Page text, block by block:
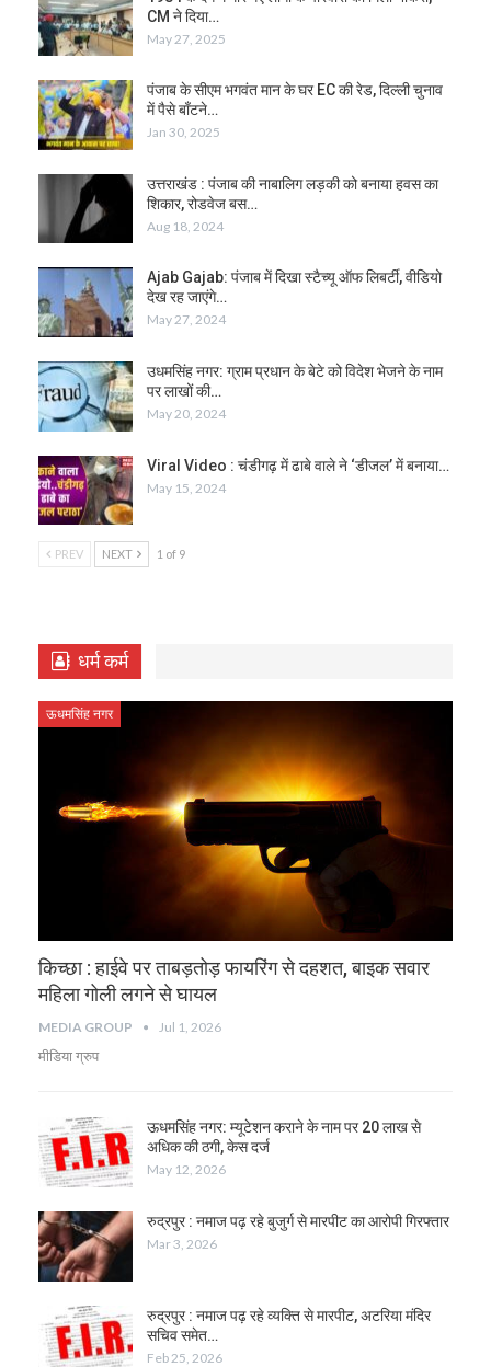
CM ने दिया…
May 27, 2025
पंजाब के सीएम भगवंत मान के घर EC की रेड, दिल्ली चुनाव
में पैसे बाँटने…
Jan 30, 2025
उत्तराखंड : पंजाब की नाबालिग लड़की को बनाया हवस का
शिकार, रोडवेज बस…
Aug 18, 2024
Ajab Gajab: पंजाब में दिखा स्टैच्यू ऑफ लिबर्टी, वीडियो
देख रह जाएंगे…
May 27, 2024
उधमसिंह नगर: ग्राम प्रधान के बेटे को विदेश भेजने के नाम
पर लाखों की…
May 20, 2024
Viral Video : चंडीगढ़ में ढाबे वाले ने ‘डीजल’ में बनाया…
May 15, 2024
PREV NEXT 1 of 9
धर्म कर्म
ऊधमसिंह नगर
किच्छा : हाईवे पर ताबड़तोड़ फायरिंग से दहशत, बाइक सवार
महिला गोली लगने से घायल
MEDIA GROUP Jul 1, 2026
मीडिया ग्रुप
ऊधमसिंह नगर: म्यूटेशन कराने के नाम पर 20 लाख से
अधिक की ठगी, केस दर्ज
May 12, 2026
रुद्रपुर : नमाज पढ़ रहे बुजुर्ग से मारपीट का आरोपी गिरफ्तार
Mar 3, 2026
रुद्रपुर : नमाज पढ़ रहे व्यक्ति से मारपीट, अटरिया मंदिर
सचिव समेत…
Feb 25, 2026